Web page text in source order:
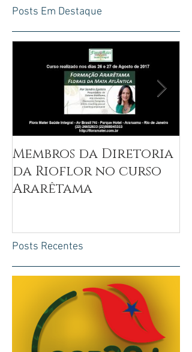
Posts Em Destaque
Membros da Diretoria
da Rioflor no curso
Ararêtama
Posts Recentes